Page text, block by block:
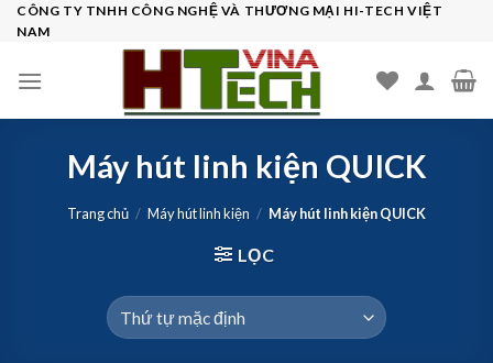
SkipCÔNG TY TNHH CÔNG NGHỆ VÀ THƯƠNG MẠI HI-TECH VIỆT
NAM
Máy hút linh kiện QUICK
Trang chủ / Máy hút linh kiện / Máy hút linh kiện QUICK
LỌC